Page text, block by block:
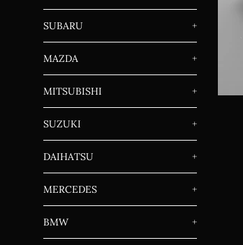
SUBARU +
MAZDA +
MITSUBISHI +
SUZUKI +
DAIHATSU +
MERCEDES +
BMW +